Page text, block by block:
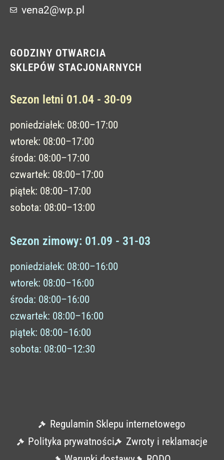
vena2@wp.pl
GODZINY OTWARCIA
SKLEPÓW STACJONARNYCH
Sezon letni 01.04 - 30-09
poniedziałek: 08:00–17:00
wtorek: 08:00–17:00
środa: 08:00–17:00
czwartek: 08:00–17:00
piątek: 08:00–17:00
sobota: 08:00–13:00
Sezon zimowy: 01.09 - 31-03
poniedziałek: 08:00–16:00
wtorek: 08:00–16:00
środa: 08:00–16:00
czwartek: 08:00–16:00
piątek: 08:00–16:00
sobota: 08:00–12:30
Regulamin Sklepu internetowego
Polityka prywatności
Zwroty i reklamacje